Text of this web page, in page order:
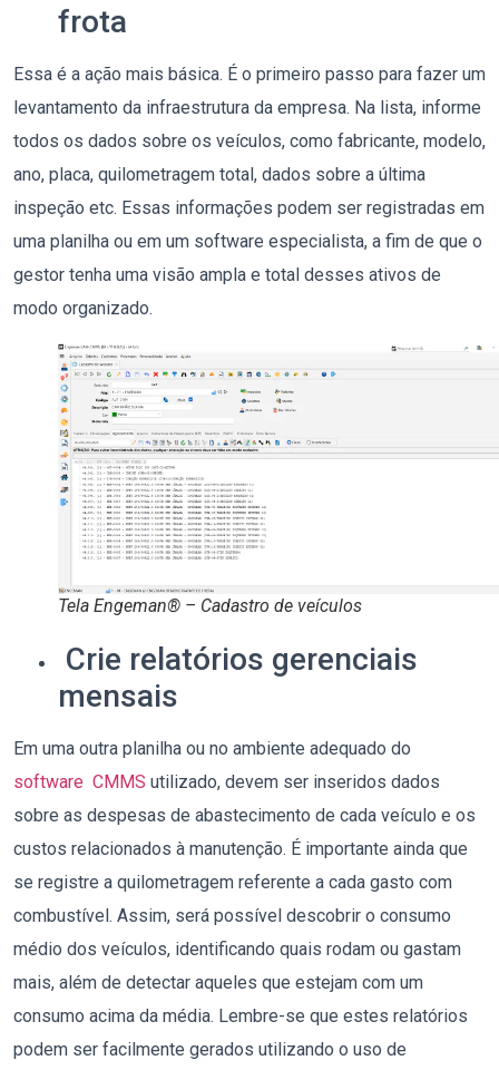
frota
Essa é a ação mais básica. É o primeiro passo para fazer um
levantamento da infraestrutura da empresa. Na lista, informe
todos os dados sobre os veículos, como fabricante, modelo,
ano, placa, quilometragem total, dados sobre a última
inspeção etc. Essas informações podem ser registradas em
uma planilha ou em um software especialista, a fim de que o
gestor tenha uma visão ampla e total desses ativos de
modo organizado.
Tela Engeman® – Cadastro de veículos
Crie relatórios gerenciais
mensais
Em uma outra planilha ou no ambiente adequado do
software CMMS utilizado, devem ser inseridos dados
sobre as despesas de abastecimento de cada veículo e os
custos relacionados à manutenção. É importante ainda que
se registre a quilometragem referente a cada gasto com
combustível. Assim, será possível descobrir o consumo
médio dos veículos, identificando quais rodam ou gastam
mais, além de detectar aqueles que estejam com um
consumo acima da média. Lembre-se que estes relatórios
podem ser facilmente gerados utilizando o uso de